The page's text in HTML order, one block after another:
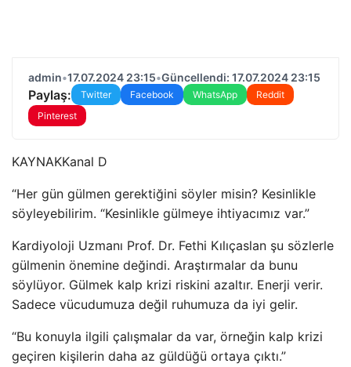
admin•17.07.2024 23:15•Güncellendi: 17.07.2024 23:15
Paylaş: Twitter Facebook WhatsApp
Reddit
Pinterest
KAYNAKKanal D
“Her gün gülmen gerektiğini söyler misin? Kesinlikle
söyleyebilirim. “Kesinlikle gülmeye ihtiyacımız var.”
Kardiyoloji Uzmanı Prof. Dr. Fethi Kılıçaslan şu sözlerle
gülmenin önemine değindi. Araştırmalar da bunu
söylüyor. Gülmek kalp krizi riskini azaltır. Enerji verir.
Sadece vücudumuza değil ruhumuza da iyi gelir.
“Bu konuyla ilgili çalışmalar da var, örneğin kalp krizi
geçiren kişilerin daha az güldüğü ortaya çıktı.”